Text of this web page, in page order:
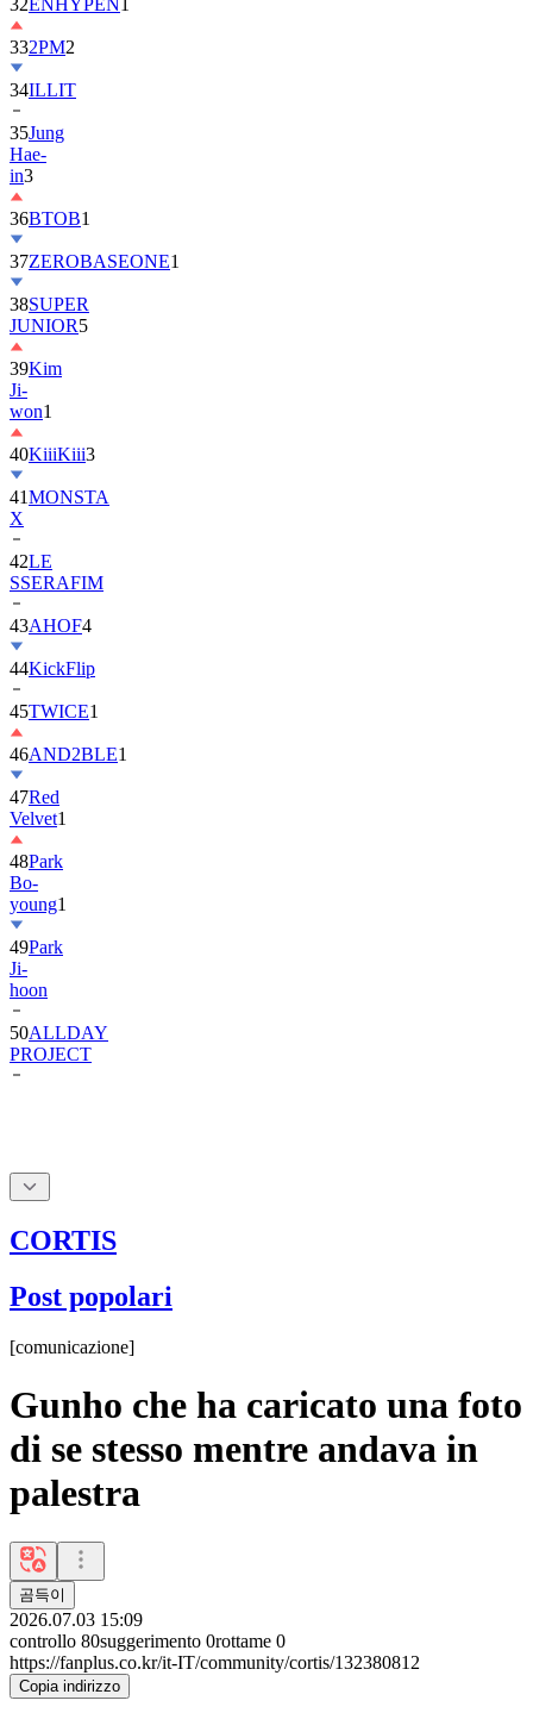
32 ENHYPEN
332PM2
34ILLIT
35Jung
Hae-
in3
36BTOB1
37ZEROBASEONE1
38SUPER
JUNIOR5
39Kim
Ji-
won1
40KiiiKiii3
41MONSTA
X
42LE
SSERAFIM
43AHOF4
44KickFlip
45TWICE1
46AND2BLE1
47Red
Velvet1
48Park
Bo-
young1
49Park
Ji-
hoon
50ALLDAY
PROJECT
CORTIS
Post popolari
[comunicazione]
Gunho che ha caricato una foto
di se stesso mentre andava in
palestra
곰득이
2026.07.03 15:09
controllo 80suggerimento 0rottame 0
https://fanplus.co.kr/it-IT/community/cortis/132380812
Copia indirizzo